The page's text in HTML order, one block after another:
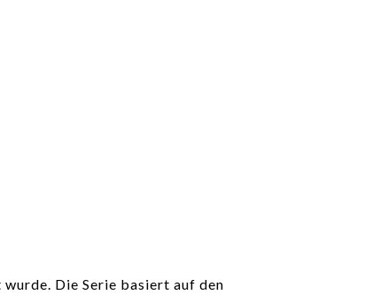
Die Serie basiert auf den